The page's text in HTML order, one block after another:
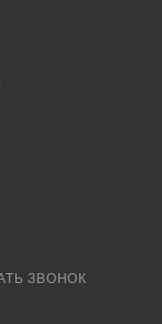
ЗВОНОК